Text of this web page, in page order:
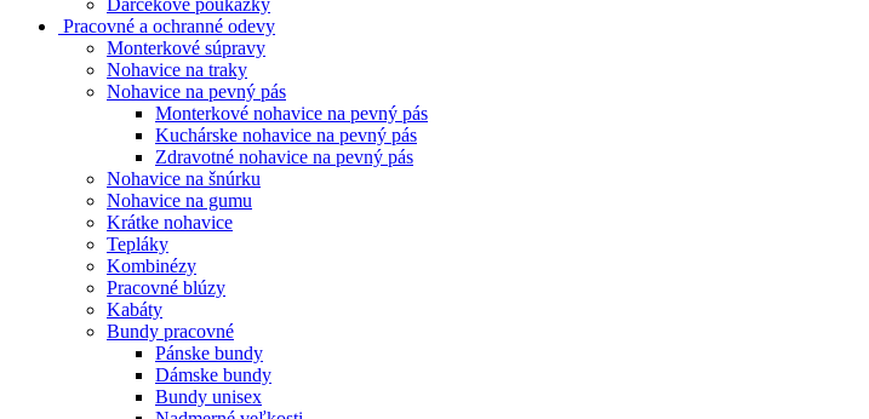
Pracovné a ochranné odevy
Monterkové súpravy
Nohavice na traky
Nohavice na pevný pás
Monterkové nohavice na pevný pás
Kuchárske nohavice na pevný pás
Zdravotné nohavice na pevný pás
Nohavice na šnúrku
Nohavice na gumu
Krátke nohavice
Tepláky
Kombinézy
Pracovné blúzy
Kabáty
Bundy pracovné
Pánske bundy
Dámske bundy
Bundy unisex